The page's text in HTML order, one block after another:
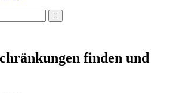
finden und